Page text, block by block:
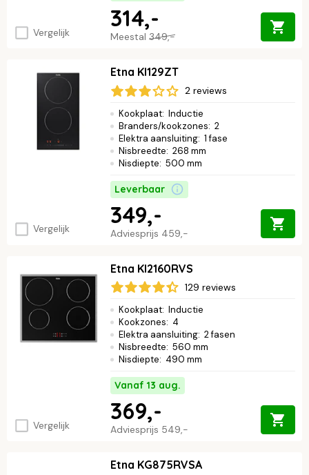
Vergelijk Meestal 349,-
314,-
Vergelijk
Etna KI129ZT
2 reviews
Kookplaat: Inductie
Branders/kookzones: 2
Elektra aansluiting: 1 fase
Nisbreedte: 268 mm
Nisdiepte: 500 mm
Leverbaar
Adviesprijs 459,-
349,-
Vergelijk
Etna KI2160RVS
129 reviews
Kookplaat: Inductie
Kookzones: 4
Elektra aansluiting: 2 fasen
Nisbreedte: 560 mm
Nisdiepte: 490 mm
Vanaf 13 aug.
Adviesprijs 549,-
369,-
Etna KG875RVSA